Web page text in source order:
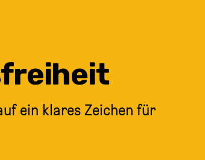
ein klares Zeichen für